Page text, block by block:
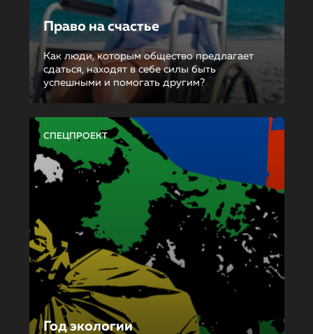
Право на счастье
Как люди, которым общество предлагает
сдаться, находят в себе силы быть
успешными и помогать другим?
СПЕЦПРОЕКТ
Год экологии